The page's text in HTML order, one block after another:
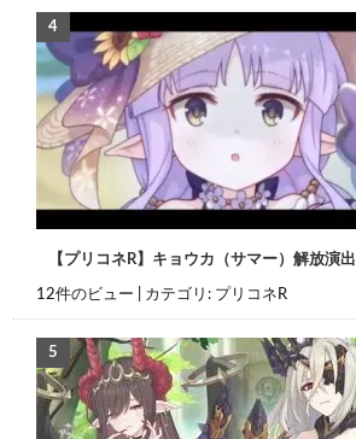
【プリコネR】キョウカ（サマー）解放演出
12件のビュー カテゴリ: プリコネR